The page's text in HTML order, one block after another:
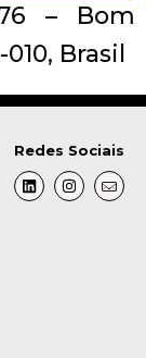
– Bom
Brasil
Redes Sociais